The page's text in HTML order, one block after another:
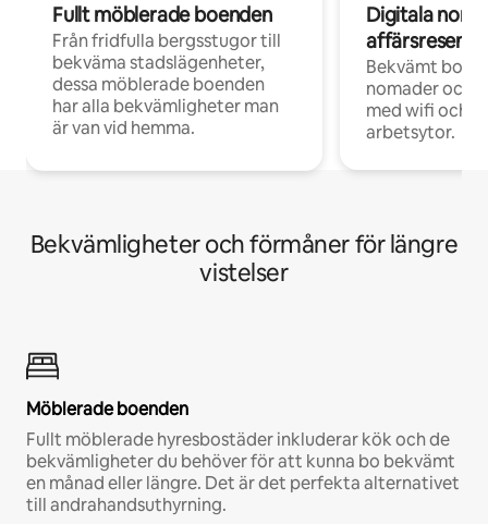
Fullt möblerade boenden
Från fridfulla bergsstugor till
bekväma stadslägenheter,
dessa möblerade boenden
har alla bekvämligheter man
är van vid hemma.
Digitala
Bekvämt
nomader och
med wifi och
arbetsytor.
Bekvämligheter och förmåner för längre
vistelser
Möblerade boenden
Fullt möblerade hyresbostäder inkluderar kök och de
bekvämligheter du behöver för att kunna bo bekvämt
en månad eller längre. Det är det perfekta alternativet
till andrahandsuthyrning.